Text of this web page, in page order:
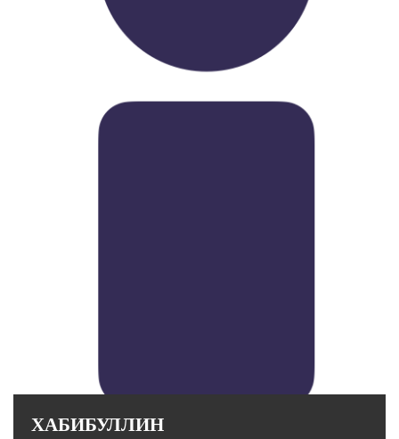
ХАБИБУЛЛИН